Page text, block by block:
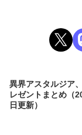
異界アスタルジア
レゼントまとめ（
日更新）